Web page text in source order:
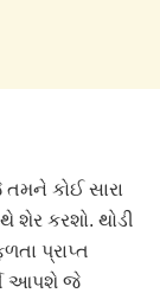
કોઈ સારા
શેર કરશો. થોડી
પ્રાપ્ત
આપશે જે